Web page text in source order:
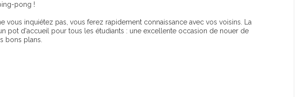
pong !
vous inquiétez pas, vous ferez rapidement connaissance avec vos voisins. La
pot d'accueil pour tous les étudiants : une excellente occasion de nouer de
bons plans.